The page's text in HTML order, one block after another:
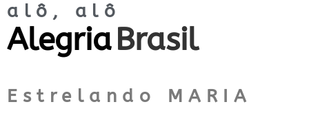
alô, alô
AlegriaBrasil
Estrelando MARIA